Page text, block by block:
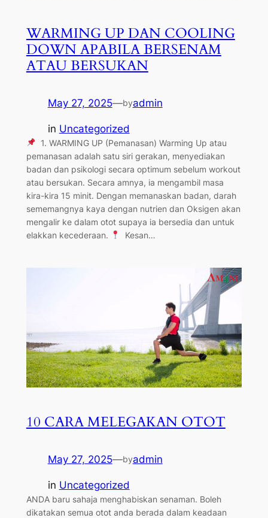
WARMING UP DAN COOLING
DOWN APABILA BERSENAM
ATAU BERSUKAN
May 27, 2025—byadmin
in Uncategorized
1. WARMING UP (Pemanasan) Warming Up atau
pemanasan adalah satu siri gerakan, menyediakan
badan dan psikologi secara optimum sebelum workout
atau bersukan. Secara amnya, ia mengambil masa
kira-kira 15 minit. Dengan memanaskan badan, darah
sememangnya kaya dengan nutrien dan Oksigen akan
mengalir ke dalam otot supaya ia bersedia dan untuk
elakkan kecederaan.
Kesan…
10 CARA MELEGAKAN OTOT
May 27, 2025—byadmin
in Uncategorized
ANDA baru sahaja menghabiskan senaman. Boleh
dikatakan semua otot anda berada dalam keadaan